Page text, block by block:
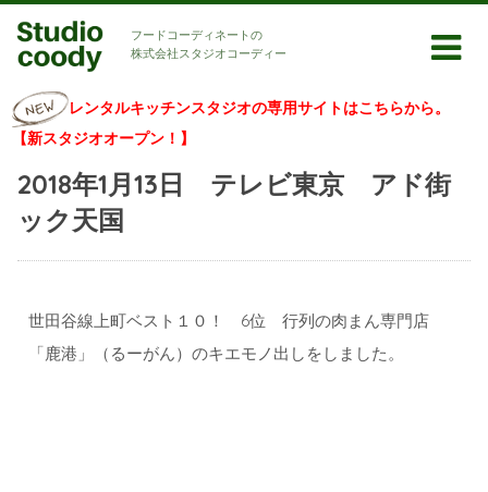
フードコーディネートの
株式会社スタジオコーディー
レンタルキッチンスタジオの専用サイトはこちらから。
【新スタジオオープン！】
2018年1月13日 テレビ東京 アド街
ック天国
世田谷線上町ベスト１０！ 6位 行列の肉まん専門店
「鹿港」（るーがん）のキエモノ出しをしました。